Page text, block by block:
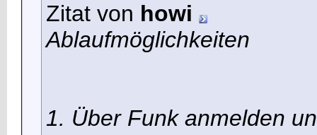
Zitat von howi
Ablaufmöglichkeiten
1. Über Funk anmelden